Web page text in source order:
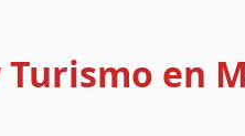
Turismo en